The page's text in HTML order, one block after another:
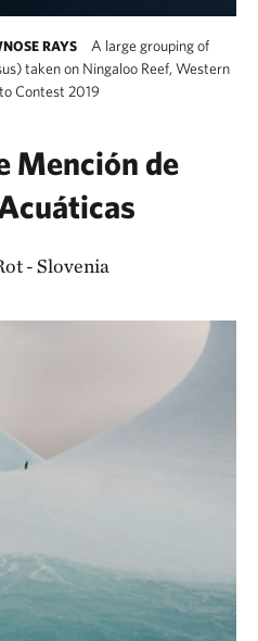
RAYS
A large grouping of
taken on Ningaloo Reef, Western
Contest 2019
Mención de
- Slovenia